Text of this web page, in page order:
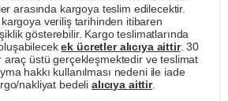
arasında kargoya teslim edilecektir.
veriliş tarihinden itibaren
gösterebilir. Kargo teslimatlarında
ek ücretler alıcıya aittir. 30
araç üstü gerçekleşmektedir ve teslimat
hakkı kullanılması nedeni ile iade
nakliyat bedeli alıcıya aittir.